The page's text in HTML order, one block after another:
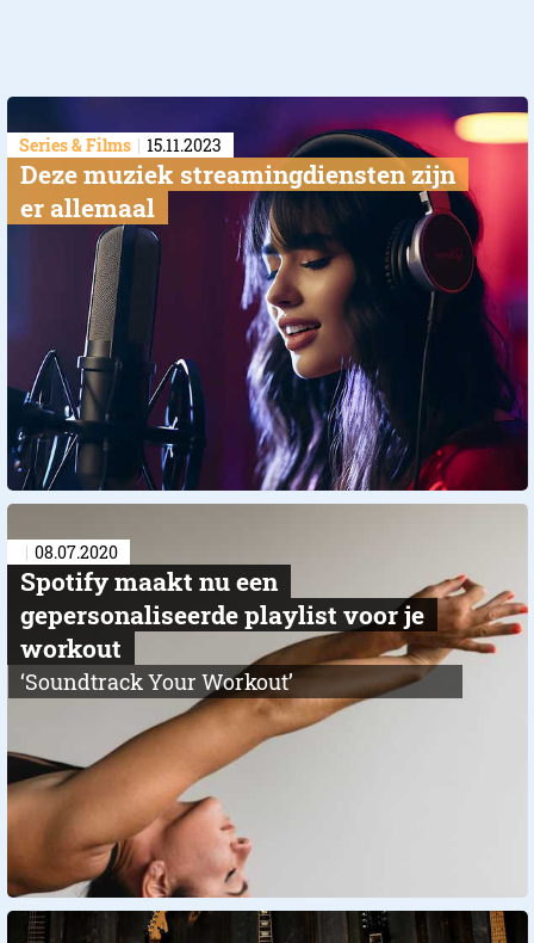
Series & Films 15.11.2023
​Deze muziek streamingdiensten zijn
er allemaal
08.07.2020
Spotify maakt nu een
gepersonaliseerde playlist voor je
workout
‘Soundtrack Your Workout’